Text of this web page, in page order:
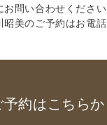
問い合わせください
昭美のご予約はお電
予約はこちらか